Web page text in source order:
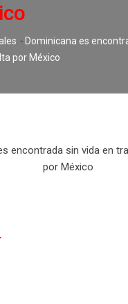
- Dominicana es
por México